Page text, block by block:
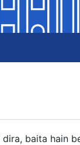
baita hain